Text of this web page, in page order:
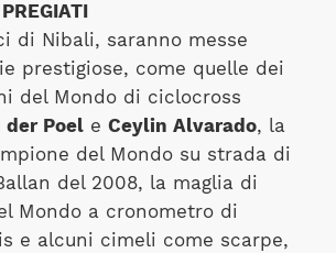
di Nibali, saranno messe
prestigiose, come quelle dei
del Mondo di ciclocross
der Poele Ceylin Alvarado, la
del Mondo su strada di
del 2008, la maglia di
Mondo a cronometro di
e alcuni cimeli come scarpe,